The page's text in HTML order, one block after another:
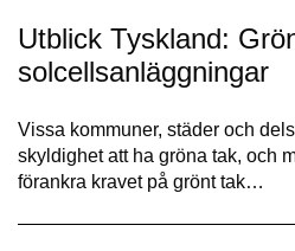
Utblick Tyskland:
solcellsanläggningar
Vissa kommuner, städer och
skyldighet att ha gröna tak, och
förankra kravet på grönt tak…